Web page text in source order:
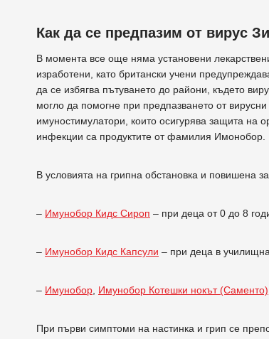
Как да се предпазим от вирус
В момента все още няма установени
изработени, като британски учени
да се избягва пътуването до райони, където
могло да помогне при предпазването от
имуностимулатори, които осигурява защита на
инфекции са продуктите от фамилия Имонобор.
В условията на грипна обстановка и повишена
– Имунобор Кидс Сироп – при деца от 0 до 8
– Имунобор Кидс Капсули – при деца в
– Имунобор Имунобор Котешки нокът (Саменто)
При първи симптоми на настинка и грип се